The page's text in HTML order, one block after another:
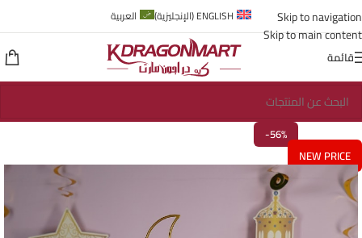
Skip to navigation
Skip to main content
ENGLISH
(الإنجليزية) العربية
قائمة
-56%
NEW PRICE